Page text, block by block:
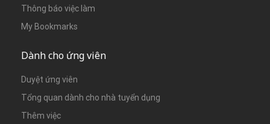
Thông báo việc làm
My Bookmarks
Dành cho ứng viên
Duyệt ứng viên
Tổng quan dành cho nhà tuyển dụng
Thêm việc